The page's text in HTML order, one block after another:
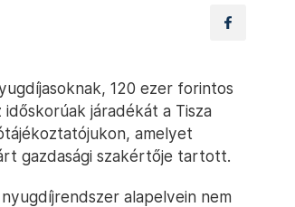
120 ezer forintos
járadékát a Tisza
amelyet
gazdasági szakértője tartott.
alapelvein nem